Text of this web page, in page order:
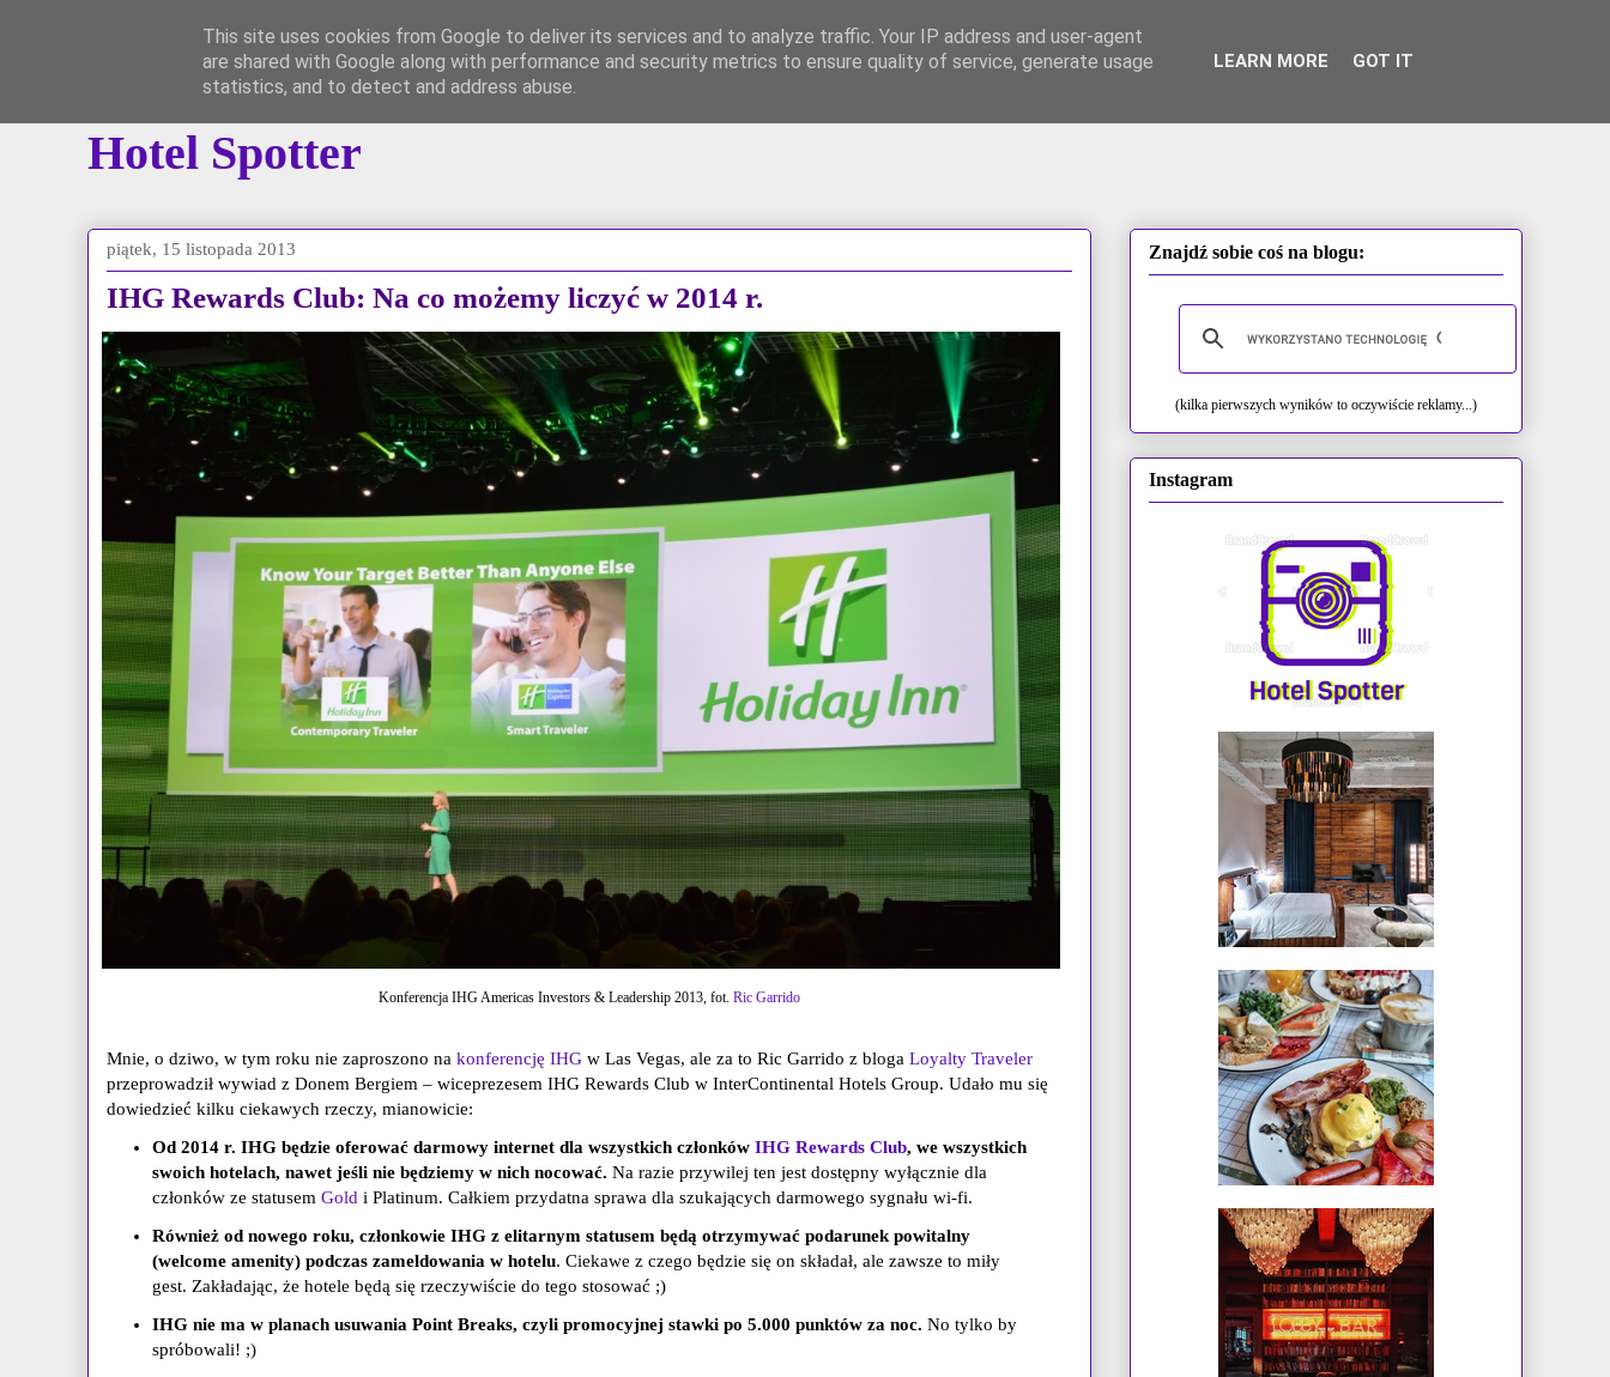
Instagram *YouTube* Grupa FB 700 PLN premii! Współpraca / Kontakt
Hotel Spotter
piątek, 15 listopada 2013
IHG Rewards Club: Na co możemy liczyć w 2014 r.
Konferencja IHG Americas Investors & Leadership 2013, fot. Ric Garrido
Mnie, o dziwo, w tym roku nie zaproszono na konferencję IHG w Las Vegas, ale za to Ric Garrido z bloga Loyalty Traveler
przeprowadził wywiad z Donem Bergiem – wiceprezesem IHG Rewards Club w InterContinental Hotels Group. Udało mu się
dowiedzieć kilku ciekawych rzeczy, mianowicie:
Od 2014 r. IHG będzie oferować darmowy internet dla wszystkich członków IHG Rewards Club, we wszystkich
swoich hotelach, nawet jeśli nie będziemy w nich nocować. Na razie przywilej ten jest dostępny wyłącznie dla
członków ze statusem Gold i Platinum. Całkiem przydatna sprawa dla szukających darmowego sygnału wi-fi.
Również od nowego roku, członkowie IHG z elitarnym statusem będą otrzymywać podarunek powitalny
(welcome amenity) podczas zameldowania w hotelu. Ciekawe z czego będzie się on składał, ale zawsze to miły
gest. Zakładając, że hotele będą się rzeczywiście do tego stosować ;)
IHG nie ma w planach usuwania Point Breaks, czyli promocyjnej stawki po 5.000 punktów za noc. No tylko by
spróbowali! ;)
Znajdź sobie coś na blogu:
(kilka pierwszych wyników to oczywiście reklamy...)
Instagram
This site uses cookies from Google to deliver its services and to analyze traffic. Your IP address and user-agent
are shared with Google along with performance and security metrics to ensure quality of service, generate usage
statistics, and to detect and address abuse.
LEARN MORE GOT IT